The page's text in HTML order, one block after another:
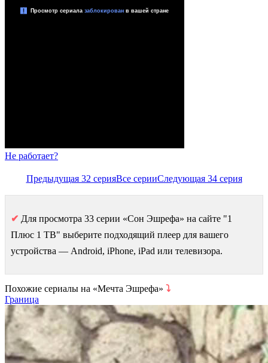
Не работает?
Предыдущая 32 серияВсе серииСледующая 34 серия
✔ Для просмотра 33 серии «Сон Эшрефа» на сайте "1
Плюс 1 ТВ" выберите подходящий плеер для вашего
устройства — Android, iPhone, iPad или телевизора.
Похожие сериалы на «Мечта Эшрефа» ⤵
Граница